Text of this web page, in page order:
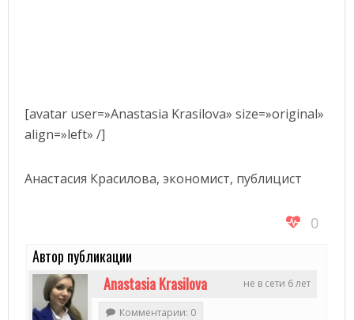
[avatar user=»Anastasia Krasilova» size=»original»
align=»left» /]
Анастасия Красилова, экономист, публицист
0
Автор публикации
не в сети 6 лет
Anastasia Krasilova
Комментарии: 0